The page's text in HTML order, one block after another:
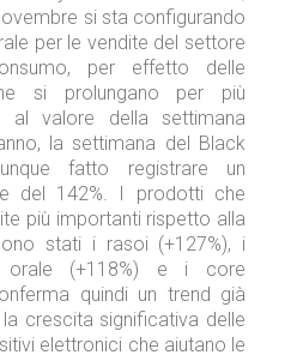
si sta configurando
per le vendite del settore
per effetto delle
si prolungano per più
al valore della settimana
la settimana del Black
fatto registrare un
del 142%. I prodotti che
più importanti rispetto alla
stati i rasoi (+127%), i
orale (+118%) e i core
quindi un trend già
crescita significativa delle
elettronici che aiutano le